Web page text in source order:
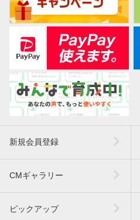
新規会員登録
CMギャラリー
ピックアップ